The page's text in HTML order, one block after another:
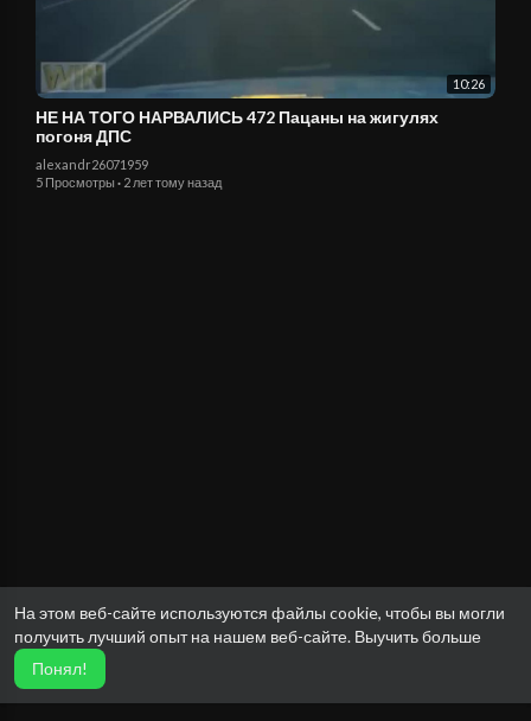
На этом веб-сайте используются файлы cookie, чтобы вы могли
получить лучший опыт на нашем веб-сайте. Выучить больше
Понял!
10:26
НЕ НА ТОГО НАРВАЛИСЬ 472 Пацаны на жигулях
погоня ДПС
alexandr26071959
5 Просмотры · 2 лет тому назад